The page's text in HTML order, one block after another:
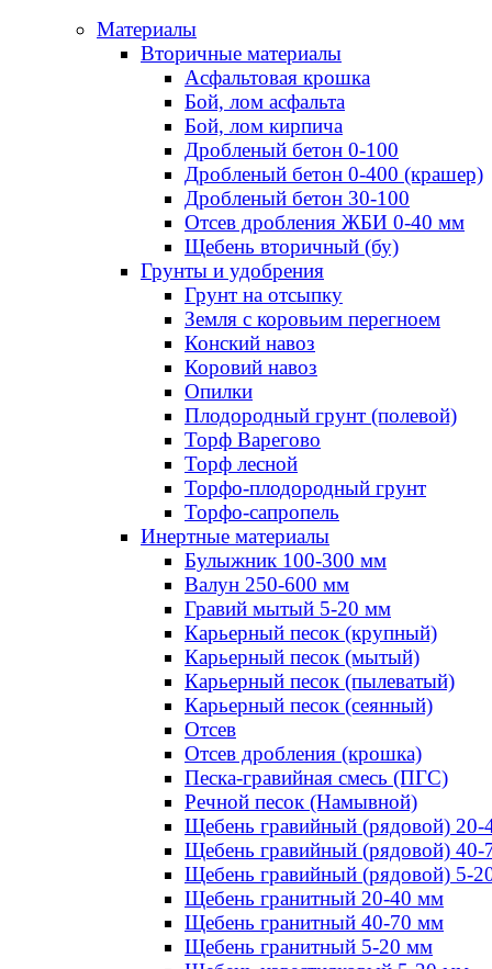
Материалы
Вторичные материалы
Асфальтовая крошка
Бой, лом асфальта
Бой, лом кирпича
Дробленый бетон 0-100
Дробленый бетон 0-400 (крашер)
Дробленый бетон 30-100
Отсев дробления ЖБИ 0-40 мм
Щебень вторичный (бу)
Грунты и удобрения
Грунт на отсыпку
Земля с коровьим перегноем
Конский навоз
Коровий навоз
Опилки
Плодородный грунт (полевой)
Торф Варегово
Торф лесной
Торфо-плодородный грунт
Торфо-сапропель
Инертные материалы
Булыжник 100-300 мм
Валун 250-600 мм
Гравий мытый 5-20 мм
Карьерный песок (крупный)
Карьерный песок (мытый)
Карьерный песок (пылеватый)
Карьерный песок (сеянный)
Отсев
Отсев дробления (крошка)
Песка-гравийная смесь (ПГС)
Речной песок (Намывной)
Щебень гравийный (рядовой)
Щебень гравийный (рядовой)
Щебень гравийный (рядовой) 5-
Щебень гранитный 20-40 мм
Щебень гранитный 40-70 мм
Щебень гранитный 5-20 мм